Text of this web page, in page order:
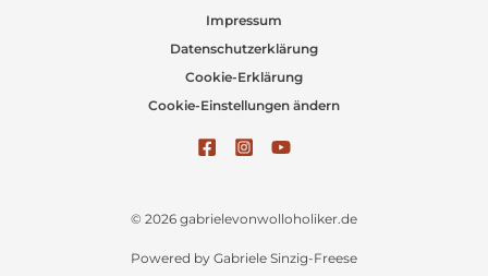
Impressum
Datenschutzerklärung
Cookie-Erklärung
Cookie-Einstellungen ändern
© 2026 gabrielevonwolloholiker.de
Powered by Gabriele Sinzig-Freese